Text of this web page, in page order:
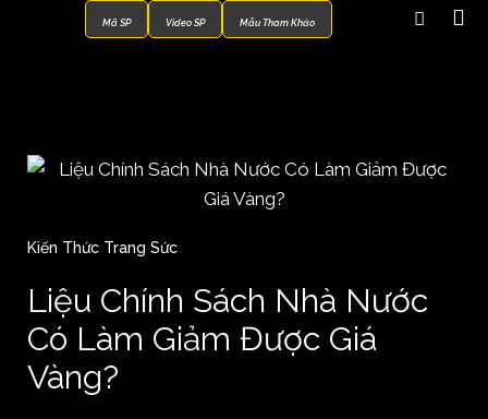
Mã SP Video SP Mẫu Tham Khảo
Kiến Thức Trang Sức
Liệu Chính Sách Nhà Nước
Có Làm Giảm Được Giá
Vàng?